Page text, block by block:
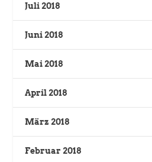
Juli 2018
Juni 2018
Mai 2018
April 2018
März 2018
Februar 2018